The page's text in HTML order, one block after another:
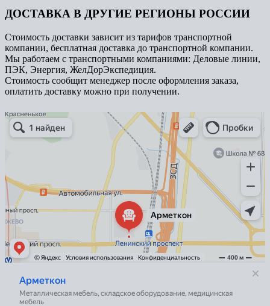
ДОСТАВКА В ДРУГИЕ РЕГИОНЫ РОССИИ
Стоимость доставки зависит из тарифов транспортной
компании, бесплатная доставка до транспортной компании.
Мы работаем с транспортными компаниями: Деловые линии,
ПЭК, Энергия, ЖелДорЭкспедиция.
Стоимость сообщит менеджер после оформления заказа,
оплатить доставку можно при получении.
Арметкон
Металлическая мебель в Санкт‑Петербурге
Торговое оборудование в Санкт‑Петербурге